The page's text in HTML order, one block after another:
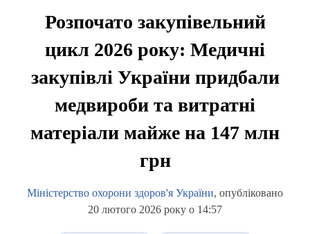
Розпочато закупівельний
цикл 2026 року: Медичні
закупівлі України придбали
медвироби та витратні
матеріали майже на 147 млн
грн
Міністерство охорони здоров'я України, опубліковано
20 лютого 2026 року о 14:57